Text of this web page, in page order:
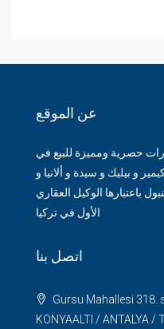
عن الموقع
حصرية ومميزة للبيع في
و بيليك و سيدة و ألانيا و
باعتبارها الوكيل العقاري
الأول في تركيا
اتصل بنا
Gursu Mahallesi 318.
KONYAALTI / ANTALYA /